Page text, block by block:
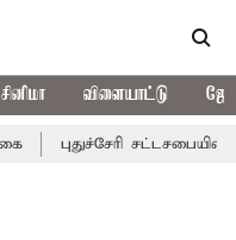
சினிமா விளையாட்டு
புதுச்சேரி சட்டசபையில்